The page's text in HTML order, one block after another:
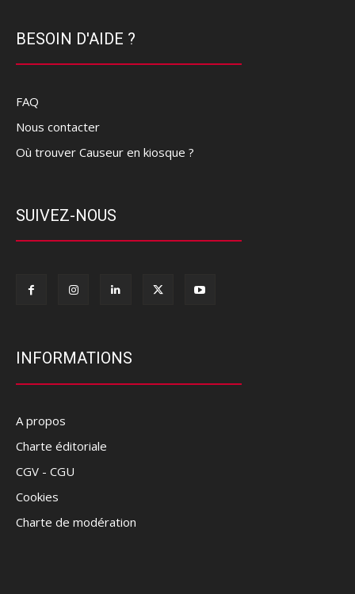
BESOIN D'AIDE ?
FAQ
Nous contacter
Où trouver Causeur en kiosque ?
SUIVEZ-NOUS
INFORMATIONS
A propos
Charte éditoriale
CGV - CGU
Cookies
Charte de modération